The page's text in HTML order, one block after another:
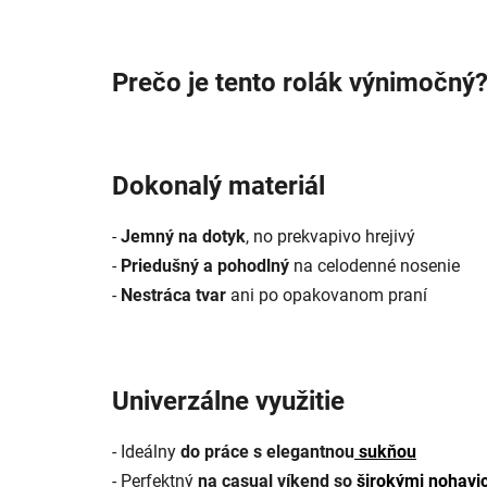
Prečo je tento rolák výnimočný?
Dokonalý materiál
-Jemný na dotyk, no prekvapivo hrejivý
- Priedušný a pohodlný na celodenné nosenie
- Nestráca tvar ani po opakovanom praní
Univerzálne využitie
- Ideálny do práce s elegantnou sukňou
- Perfektný na casual víkend so širokými